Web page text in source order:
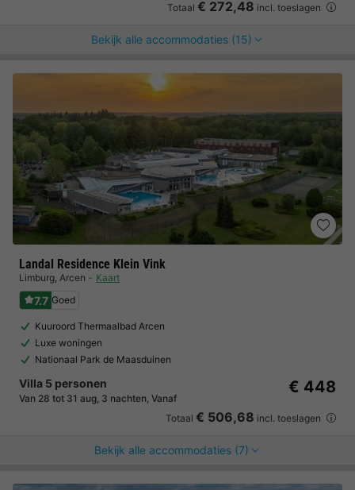
Totaal € 272,48 incl. toeslagen
Bekijk alle accommodaties (15)
Landal Residence Klein Vink
Limburg, Arcen Kaart
7.7 Goed
Kuuroord Thermaalbad Arcen
Luxe woningen
Nationaal Park de Maasduinen
Villa 5 personen
Van 28 tot 31 aug, 3 nachten, Vanaf
€ 448
Totaal € 506,68 incl. toeslagen
Bekijk alle accommodaties (7)